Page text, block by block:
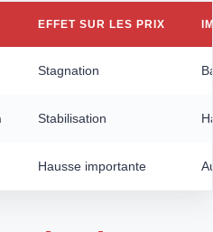
EFFET SUR LES PRIX
Stagnation
Stabilisation
Hausse importante